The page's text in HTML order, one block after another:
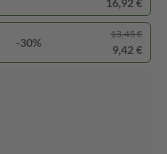
-30%
13,45 €
9,42 €